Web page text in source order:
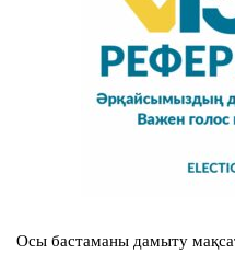
Осы бастаманы дамыту